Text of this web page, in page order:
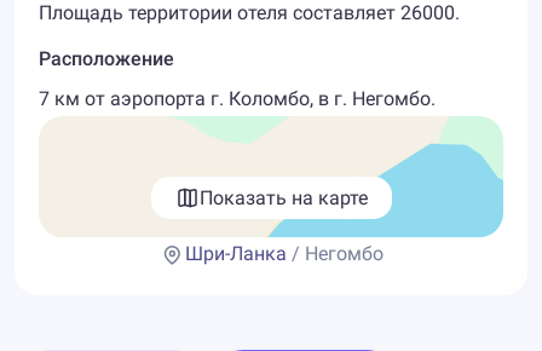
Площадь территории отеля составляет 26000.
Расположение
7 км от аэропорта г. Коломбо, в г. Негомбо.
Показать на карте
Шри-Ланка / Негомбо